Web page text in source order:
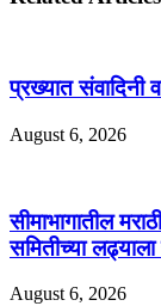
प्रख्यात संवादिनी
August 6, 2026
सीमाभागातील
समितीच्या
August 6, 2026